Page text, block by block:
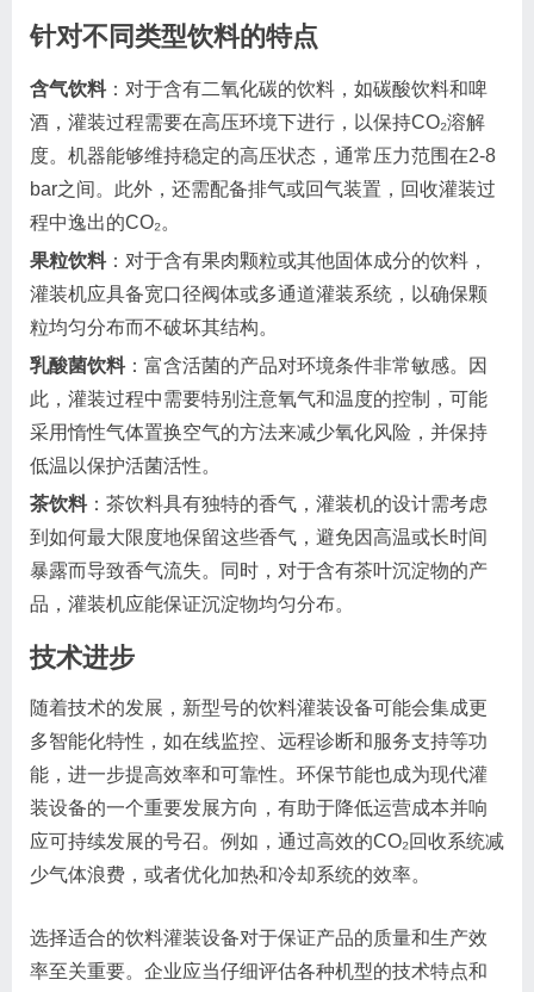
针对不同类型饮料的特点
含气饮料：对于含有二氧化碳的饮料，如碳酸饮料和啤
酒，灌装过程需要在高压环境下进行，以保持CO₂溶解
度。机器能够维持稳定的高压状态，通常压力范围在2-8
bar之间。此外，还需配备排气或回气装置，回收灌装过
程中逸出的CO₂。
果粒饮料：对于含有果肉颗粒或其他固体成分的饮料，
灌装机应具备宽口径阀体或多通道灌装系统，以确保颗
粒均匀分布而不破坏其结构。
乳酸菌饮料：富含活菌的产品对环境条件非常敏感。因
此，灌装过程中需要特别注意氧气和温度的控制，可能
采用惰性气体置换空气的方法来减少氧化风险，并保持
低温以保护活菌活性。
茶饮料：茶饮料具有独特的香气，灌装机的设计需考虑
到如何最大限度地保留这些香气，避免因高温或长时间
暴露而导致香气流失。同时，对于含有茶叶沉淀物的产
品，灌装机应能保证沉淀物均匀分布。
技术进步
随着技术的发展，新型号的饮料灌装设备可能会集成更
多智能化特性，如在线监控、远程诊断和服务支持等功
能，进一步提高效率和可靠性。环保节能也成为现代灌
装设备的一个重要发展方向，有助于降低运营成本并响
应可持续发展的号召。例如，通过高效的CO₂回收系统减
少气体浪费，或者优化加热和冷却系统的效率。
选择适合的饮料灌装设备对于保证产品的质量和生产效
率至关重要。企业应当仔细评估各种机型的技术特点和